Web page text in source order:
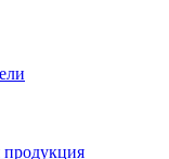
продукция